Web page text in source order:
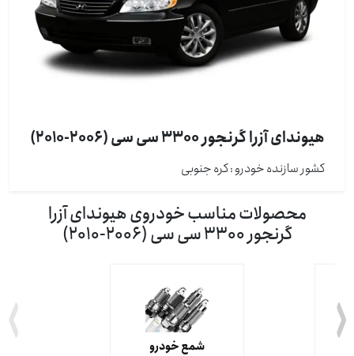
هیوندای آزرا گرنجور 3300 سی سی (2006-2010)
کشور سازنده خودرو : كره جنوبی
محصولات مناسب خودروی هیوندای آزرا
گرنجور 3300 سی سی (2006-2010)
شمع خودرو